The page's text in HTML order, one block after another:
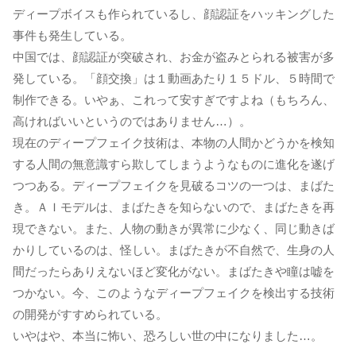
ディープボイスも作られているし、顔認証をハッキングした
事件も発生している。
中国では、顔認証が突破され、お金が盗みとられる被害が多
発している。「顔交換」は１動画あたり１５ドル、５時間で
制作できる。いやぁ、これって安すぎですよね（もちろん、
高ければいいというのではありません…）。
現在のディープフェイク技術は、本物の人間かどうかを検知
する人間の無意識すら欺してしまうようなものに進化を遂げ
つつある。ディープフェイクを見破るコツの一つは、まばた
き。ＡＩモデルは、まばたきを知らないので、まばたきを再
現できない。また、人物の動きが異常に少なく、同じ動きば
かりしているのは、怪しい。まばたきが不自然で、生身の人
間だったらありえないほど変化がない。まばたきや瞳は嘘を
つかない。今、このようなディープフェイクを検出する技術
の開発がすすめられている。
いやはや、本当に怖い、恐ろしい世の中になりました…。